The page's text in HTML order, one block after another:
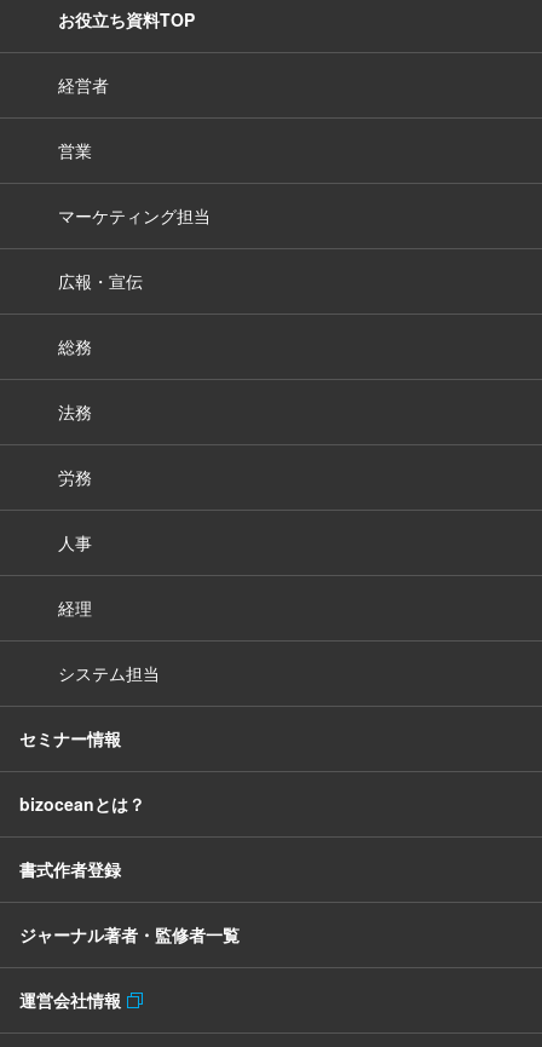
お役立ち資料TOP
経営者
営業
マーケティング担当
広報・宣伝
総務
法務
労務
人事
経理
システム担当
セミナー情報
bizoceanとは？
書式作者登録
ジャーナル著者・監修者一覧
運営会社情報